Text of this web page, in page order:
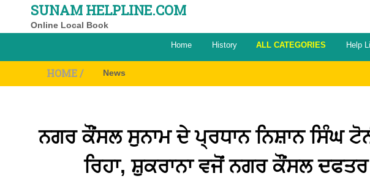
SUNAM HELPLINE.COM
Online Local Book
Home History ALL CATEGORIES Help
HOME / News
ਨਗਰ ਕੌਂਸਲ ਸੁਨਾਮ ਦੇ ਪ੍ਰਧਾਨ ਨਿਸ਼ਾਨ ਸਿੰਘ
ਰਿਹਾ, ਸ਼ੁਕਰਾਨਾ ਵਜੋਂ ਨਗਰ ਕੌਂਸਲ